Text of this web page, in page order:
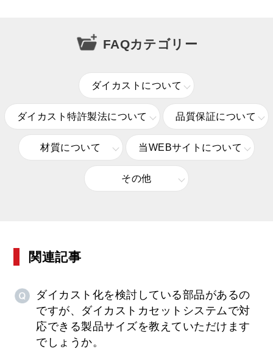
FAQカテゴリー
ダイカストについて
ダイカスト特許製法について 品質保証について
材質について 当WEBサイトについて
その他
関連記事
ダイカスト化を検討している部品があるの
ですが、ダイカストカセットシステムで対
応できる製品サイズを教えていただけます
でしょうか。